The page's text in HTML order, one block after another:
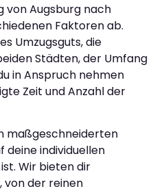
von Augsburg nach
Faktoren ab.
Umzugsguts, die
Städten, der Umfang
in Anspruch nehmen
Zeit und Anzahl der
maßgeschneiderten
deine individuellen
Wir bieten dir
von der reinen